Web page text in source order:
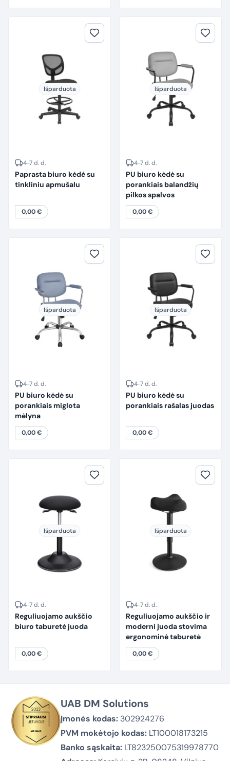
Išparduota
4-7 d. d.
Paprasta biuro kėdė su
tinkliniu apmušalu
0,00€
Išparduota
4-7 d. d.
PU biuro kėdė su
porankiais balandžių
pilkos spalvos
0,00€
Išparduota
4-7 d. d.
PU biuro kėdė su
porankiais miglota
mėlyna
0,00€
Išparduota
4-7 d. d.
PU biuro kėdė su
porankiais rašalas juodas
0,00€
Išparduota
4-7 d. d.
Reguliuojamo aukščio
biuro taburetė juoda
0,00€
Išparduota
4-7 d. d.
Reguliuojamo aukščio ir
moderni juoda stovima
ergonominė taburetė
0,00€
UAB DM Solutions
Įmonės kodas: 302924276
PVM mokėtojo kodas: LT100018173215
Banko sąskaita: LT823250075319978770